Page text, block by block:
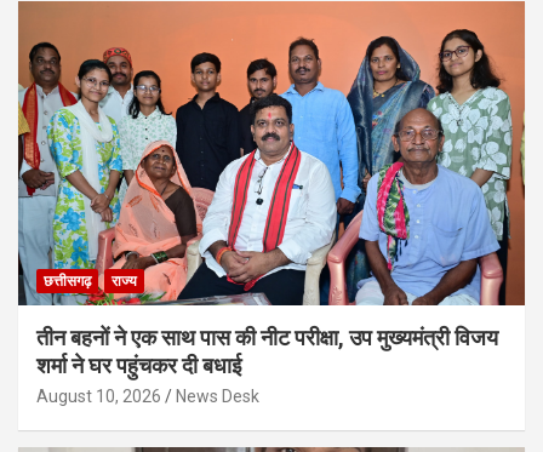
छत्तीसगढ़ राज्य
तीन बहनों ने एक साथ पास की नीट परीक्षा, उप मुख्यमंत्री विजय
शर्मा ने घर पहुंचकर दी बधाई
August 10, 2026 News Desk